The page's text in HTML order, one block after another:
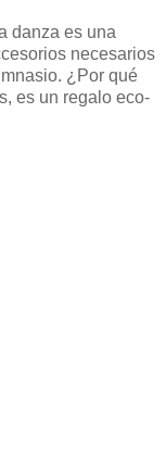
danza es una
necesarios
¿Por qué
es un regalo eco-